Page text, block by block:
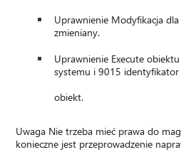
Uprawnienie Modyfikacja
zmieniany.
Uprawnienie Execute
systemu i 9015
obiekt.
Uwaga Nie trzeba mieć prawa do
konieczne jest przeprowadzenie